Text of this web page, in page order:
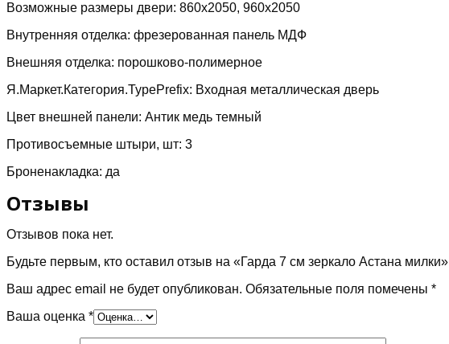
Возможные размеры двери: 860х2050, 960х2050
Внутренняя отделка: фрезерованная панель МДФ
Внешняя отделка: порошково-полимерное
Я.Маркет.Категория.TypePrefix: Входная металлическая дверь
Цвет внешней панели: Антик медь темный
Противосъемные штыри, шт: 3
Броненакладка: да
Отзывы
Отзывов пока нет.
Будьте первым, кто оставил отзыв на «Гарда 7 см зеркало Астана милки»
Ваш адрес email не будет опубликован. Обязательные поля помечены *
Ваша оценка *